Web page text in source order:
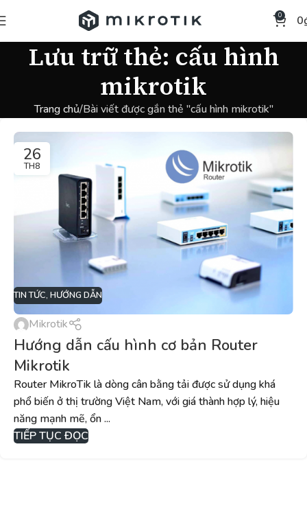
0 0
Lưu trữ thẻ: cấu hình
mikrotik
Trang chủ Bài viết được gắn thẻ "cấu hình mikrotik"
26
TH8
TIN TỨC, HƯỚNG DẪN
Mikrotik
Hướng dẫn cấu hình cơ bản Router
Mikrotik
Router MikroTik là dòng cân bằng tải được sử dụng khá
phổ biến ở thị trường Việt Nam, với giá thành hợp lý, hiệu
năng mạnh mẽ, ổn ...
TIẾP TỤC ĐỌC